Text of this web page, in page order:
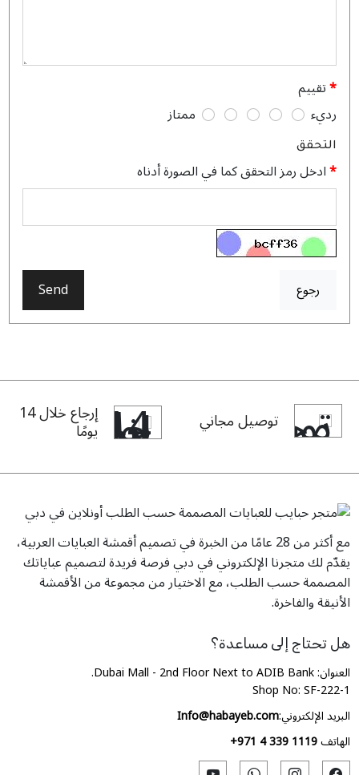
تقييم
رديء
ممتاز
التحقق
ادخل رمز التحقق كما في الصورة أدناه
رجوع Send
توصيل مجاني إرجاع خلال 14
يومًا
مع أكثر من 28 عامًا من الخبرة في تصميم أقمشة العبايات العربية،
يقدّم لك متجرنا الإلكتروني في دبي فرصة فريدة لتصميم عباياتك
المصممة حسب الطلب، مع الاختيار من مجموعة من الأقمشة
الأنيقة والفاخرة.
هل تحتاج إلى مساعدة؟
العنوان: Dubai Mall - 2nd Floor Next to ADIB Bank.
Shop No: SF-222-1
البريد الإلكتروني:Info@habayeb.com
الهاتف+971 4 339 1119